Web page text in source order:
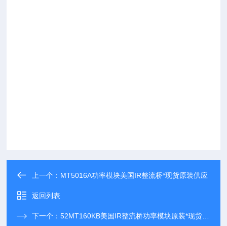
上一个： MT5016A功率模块美国IR整流桥*现货原装供应
返回列表
下一个：52MT160KB美国IR整流桥功率模块原装*现货供应